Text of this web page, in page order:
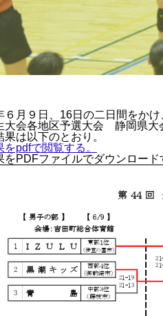
月９日、16日の二日間をか
大会各地区予選大会 静岡県大
は以下のとおり。
をpdfで閲覧する。
をPDFファイルでダウンロード